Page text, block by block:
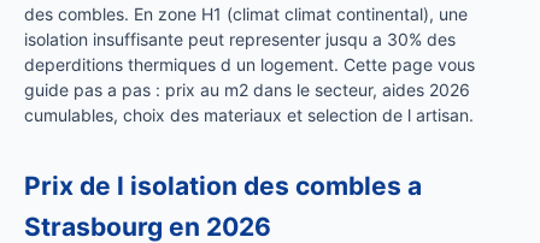
des combles. En zone H1 (climat climat continental), une
isolation insuffisante peut representer jusqu a 30% des
deperditions thermiques d un logement. Cette page vous
guide pas a pas : prix au m2 dans le secteur, aides 2026
cumulables, choix des materiaux et selection de l artisan.
Prix de l isolation des combles a
Strasbourg en 2026